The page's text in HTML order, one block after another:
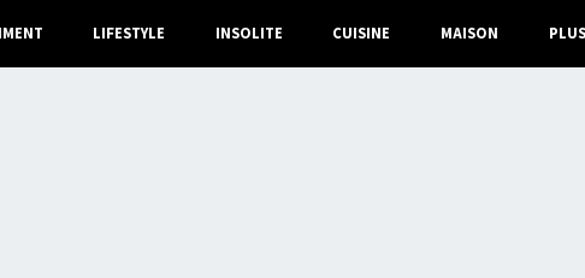
LIFESTYLE INSOLITE CUISINE MAISON PLUS